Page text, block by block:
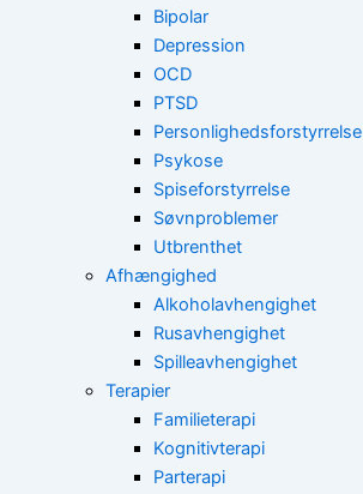
Bipolar
Depression
OCD
PTSD
Personlighedsforstyrrelse
Psykose
Spiseforstyrrelse
Søvnproblemer
Utbrenthet
Afhængighed
Alkoholavhengighet
Rusavhengighet
Spilleavhengighet
Terapier
Familieterapi
Kognitivterapi
Parterapi